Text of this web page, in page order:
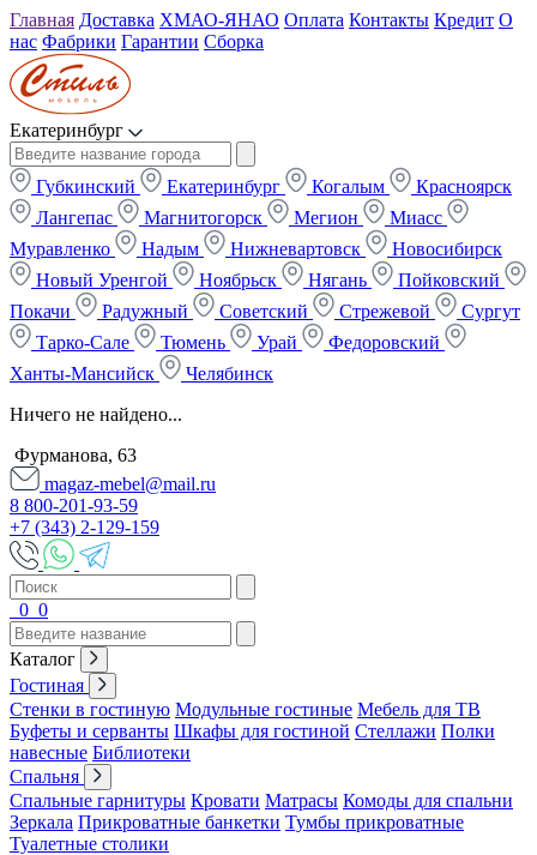
Главная Доставка ХМАО-ЯНАО Оплата Контакты Кредит О
нас Фабрики Гарантии Сборка
Екатеринбург
Губкинский Екатеринбург Когалым
Красноярск
Лангепас
Магнитогорск Мегион
Миасс
Муравленко
Надым Нижневартовск
Новосибирск
Новый Уренгой
Ноябрьск Нягань
Пойковский
Покачи
Радужный Советский Стрежевой
Сургут
Тарко-Сале
Тюмень Урай
Федоровский
Ханты-Мансийск
Челябинск
Ничего не найдено...
Фурманова, 63
magaz-mebel@mail.ru
8 800-201-93-59
+7 (343) 2-129-159
0 0
Каталог
Гостиная
Стенки в гостиную Модульные гостиные Мебель для ТВ
Буфеты и серванты Шкафы для гостиной Стеллажи Полки
навесные Библиотеки
Спальня
Спальные гарнитуры Кровати Матрасы Комоды для спальни
Зеркала Прикроватные банкетки Тумбы прикроватные
Туалетные столики